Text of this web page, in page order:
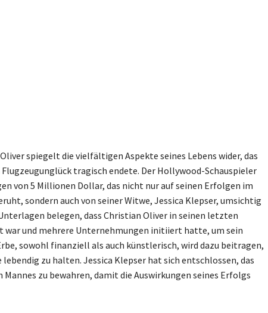
spiegelt die vielfältigen Aspekte seines Lebens wider, das
tragisch endete. Der Hollywood-Schauspieler
von 5 Millionen Dollar, das nicht nur auf seinen Erfolgen im
sondern auch von seiner Witwe, Jessica Klepser, umsichtig
belegen, dass Christian Oliver in seinen letzten
war und mehrere Unternehmungen initiiert hatte, um sein
sowohl finanziell als auch künstlerisch, wird dazu beitragen,
zu halten. Jessica Klepser hat sich entschlossen, das
zu bewahren, damit die Auswirkungen seines Erfolgs